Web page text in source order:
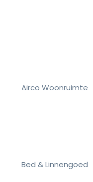
Airco Woonruimte
Bed & Linnengoed